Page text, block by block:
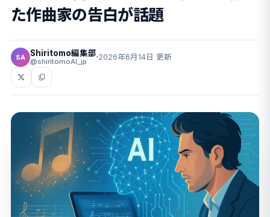
た作曲家の告白が話題
SA Shiritomo編集部
@shiritomoAI_jp 2026年6月14日 更新